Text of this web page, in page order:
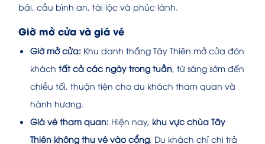
bái, cầu bình an, tài lộc và phúc lành.
Giờ mở cửa và giá vé
Giờ mở cửa: Khu danh thắng Tây Thiên mở cửa đón
khách tất cả các ngày trong tuần , từ sáng sớm đến
chiều tối, thuận tiện cho du khách tham quan và
hành hương.
Giá vé tham quan: Hiện nay, khu vực chùa Tây
Thiên không thu vé vào cổng . Du khách chỉ chi trả